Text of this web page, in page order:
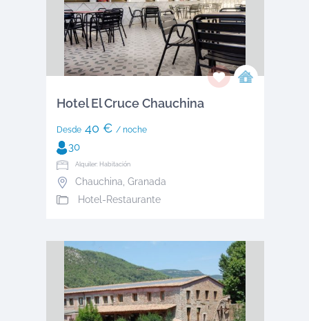
Hotel El Cruce Chauchina
Desde40 € / noche
30
Alquiler: Habitación
Chauchina, Granada
Hotel-Restaurante